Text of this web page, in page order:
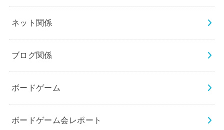
ネット関係
ブログ関係
ボードゲーム
ボードゲーム会レポート